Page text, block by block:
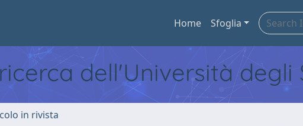
Home Sfoglia
dell'Università degli
in rivista